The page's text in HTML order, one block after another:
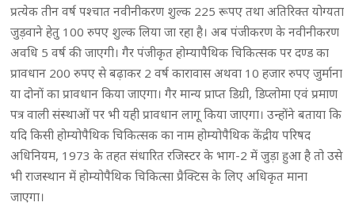
प्रत्येक तीन वर्ष पश्चात नवीनीकरण शुल्क 225 रूपए तथा अतिरिक्त योग्यता
जुड़वाने हेतु 100 रुपए शुल्क लिया जा रहा है। अब पंजीकरण के नवीनीकरण
अवधि 5 वर्ष की जाएगी। गैर पंजीकृत होम्यापैथिक चिकित्सक पर दण्ड का
प्रावधान 200 रुपए से बढ़ाकर 2 वर्ष कारावास अथवा 10 हजार रुपए जुर्माना
या दोनों का प्रावधान किया जाएगा। गैर मान्य प्राप्त डिग्री, डिप्लोमा एवं प्रमाण
पत्र वाली संस्थाओं पर भी यही प्रावधान लागू किया जाएगा। उन्होंने बताया कि
यदि किसी होम्योपैथिक चिकित्सक का नाम होम्योपैथिक केंद्रीय परिषद
अधिनियम, 1973 के तहत संधारित रजिस्टर के भाग-2 में जुड़ा हुआ है तो उसे
भी राजस्थान में होम्योपैथिक चिकित्सा प्रैक्टिस के लिए अधिकृत माना
जाएगा।